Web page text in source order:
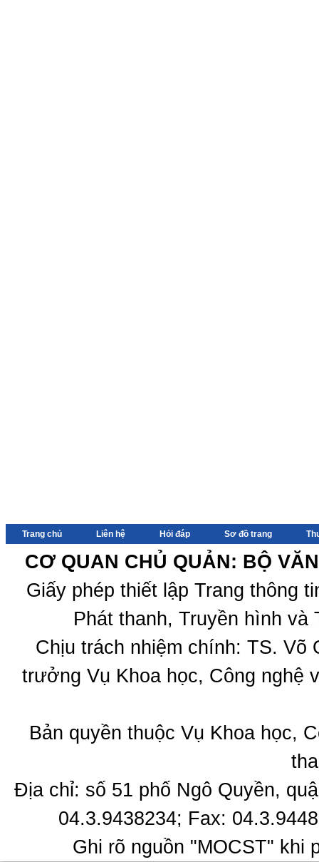
Trang chủ Liên hệ Hỏi đáp Sơ đồ trang
CƠ QUAN CHỦ QUẢN: BỘ
Giấy phép thiết lập Trang thông
Phát thanh, Truyền hình
Chịu trách nhiệm chính: TS.
trưởng Vụ Khoa học, Công nghệ
Bản quyền thuộc Vụ Khoa học,
Địa chỉ: số 51 phố Ngô Quyền,
04.3.9438234; Fax:
Ghi rõ nguồn "MOCST" khi